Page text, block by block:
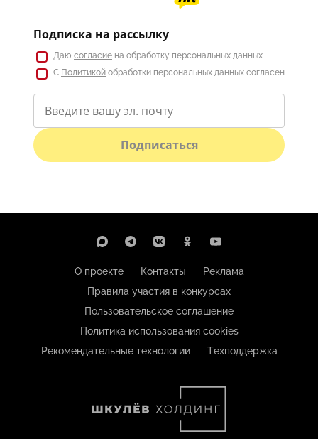
Подписка на рассылку
Даю согласие на обработку персональных данных
С Политикой обработки персональных данных согласен
Подписаться
О проекте Контакты
Реклама
Правила участия в конкурсах
Пользовательское соглашение
Политика использования cookies
Рекомендательные технологии
Техподдержка